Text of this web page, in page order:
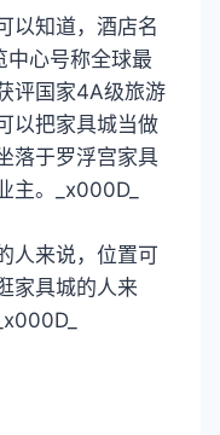
以知道，酒店名
中心号称全球最
评国家4A级旅游
以把家具城当做
落于罗浮宫家具
主。_x000D_
人来说，位置可
家具城的人来